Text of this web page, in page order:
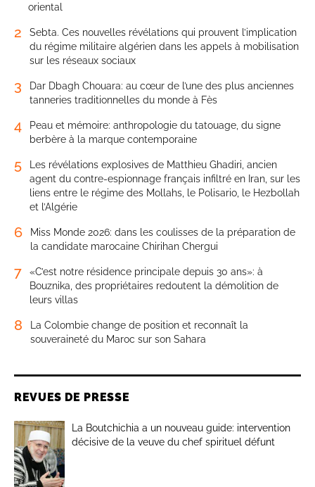
oriental
2
Sebta. Ces nouvelles révélations qui prouvent l’implication
du régime militaire algérien dans les appels à mobilisation
sur les réseaux sociaux
3
Dar Dbagh Chouara: au cœur de l’une des plus anciennes
tanneries traditionnelles du monde à Fès
4
Peau et mémoire: anthropologie du tatouage, du signe
berbère à la marque contemporaine
5
Les révélations explosives de Matthieu Ghadiri, ancien
agent du contre-espionnage français infiltré en Iran, sur les
liens entre le régime des Mollahs, le Polisario, le Hezbollah
et l’Algérie
6
Miss Monde 2026: dans les coulisses de la préparation de
la candidate marocaine Chirihan Chergui
7
«C’est notre résidence principale depuis 30 ans»: à
Bouznika, des propriétaires redoutent la démolition de
leurs villas
8
La Colombie change de position et reconnaît la
souveraineté du Maroc sur son Sahara
REVUES DE PRESSE
La Boutchichia a un nouveau guide: intervention
décisive de la veuve du chef spirituel défunt